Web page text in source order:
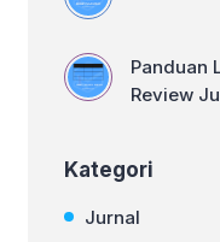
Panduan
Review
Kategori
Jurnal